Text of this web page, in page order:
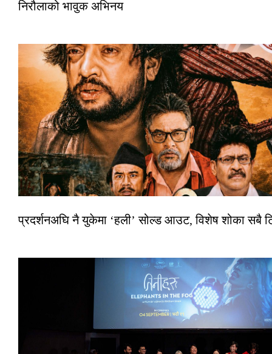
निरौलाको भावुक अभिनय
प्रदर्शनअघि नै युकेमा ‘हली’ सोल्ड आउट, विशेष शोका सबै